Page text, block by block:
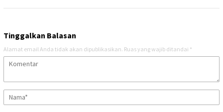
Tinggalkan Balasan
Alamat email Anda tidak akan dipublikasikan. Ruas yang wajib ditandai *